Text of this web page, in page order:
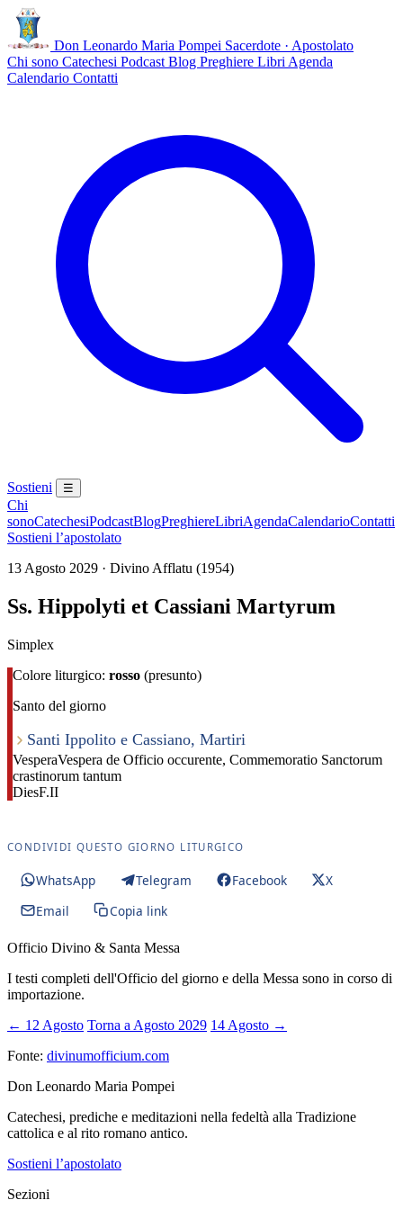
Don Leonardo Maria Pompei Sacerdote · Apostolato
Chi sono Catechesi Podcast Blog Preghiere Libri Agenda
Calendario Contatti
Sostieni ☰
Chi
sonoCatechesiPodcastBlogPreghiereLibriAgendaCalendarioContatti
Sostieni l’apostolato
13 Agosto 2029 · Divino Afflatu (1954)
Ss. Hippolyti et Cassiani Martyrum
Simplex
Colore liturgico: rosso (presunto)
Santo del giorno
Santi Ippolito e Cassiano, Martiri
VesperaVespera de Officio occurente, Commemoratio Sanctorum
crastinorum tantum
DiesF.II
CONDIVIDI QUESTO GIORNO LITURGICO
WhatsApp Telegram Facebook
X
Email
Copia link
Officio Divino & Santa Messa
I testi completi dell'Officio del giorno e della Messa sono in corso di
importazione.
← 12 Agosto Torna a Agosto 2029 14 Agosto →
Fonte: divinumofficium.com
Don Leonardo Maria Pompei
Catechesi, prediche e meditazioni nella fedeltà alla Tradizione
cattolica e al rito romano antico.
Sostieni l’apostolato
Sezioni